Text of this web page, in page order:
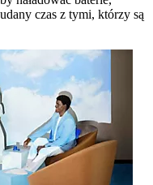
czas z tymi, którzy są